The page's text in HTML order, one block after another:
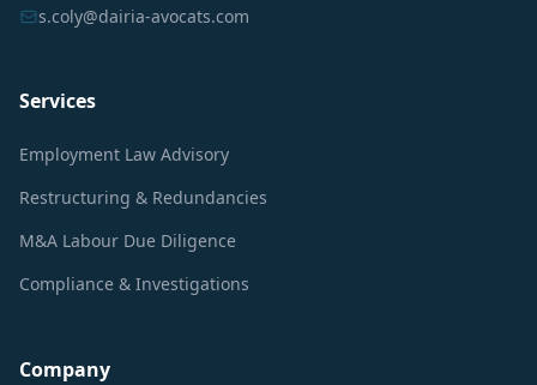
s.coly@dairia-avocats.com
Services
Employment Law Advisory
Restructuring & Redundancies
M&A Labour Due Diligence
Compliance & Investigations
Company